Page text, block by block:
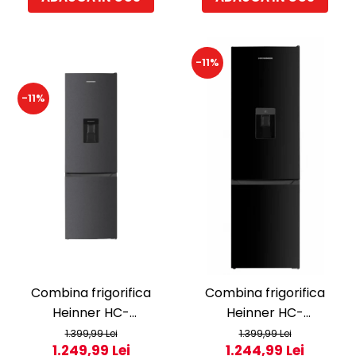
Aparate de vidat
-11%
Combina frigorifica
Heinner HC-
HM260DGWDE++, 262 l,
1.399,99 Lei
1.249,99 Lei
-11%
Combina frigorifica
Heinner HC-
HM260BKWDE++, 260 l,
1.399,99 Lei
1.244,99 Lei